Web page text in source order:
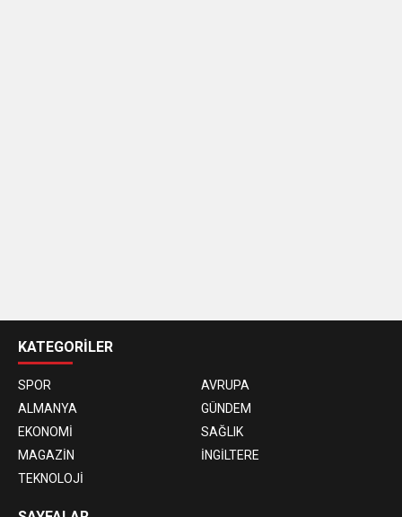
siteleri
KATEGORİLER
SPOR
AVRUPA
ALMANYA
GÜNDEM
EKONOMİ
SAĞLIK
MAGAZİN
İNGİLTERE
TEKNOLOJİ